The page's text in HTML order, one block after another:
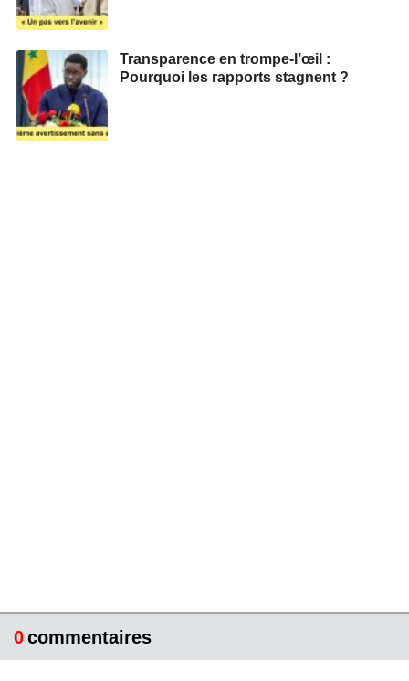
Transparence en trompe-l’œil :
Pourquoi les rapports stagnent ?
0commentaires